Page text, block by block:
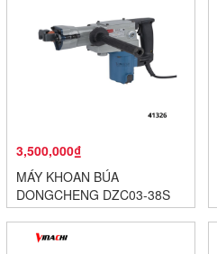
3,500,000₫
MÁY KHOAN BÚA
DONGCHENG DZC03-38S